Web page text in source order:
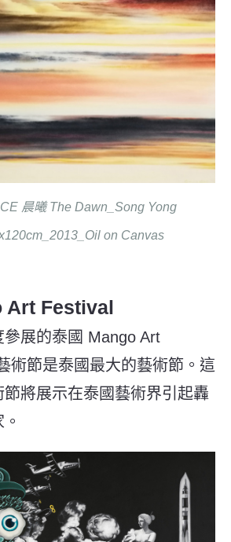
晨曦 The Dawn_Song Yong
on Canvas
Art Festival
展的泰國 Mango Art
術節是泰國最大的藝術節。這
將展示在泰國藝術界引起轟